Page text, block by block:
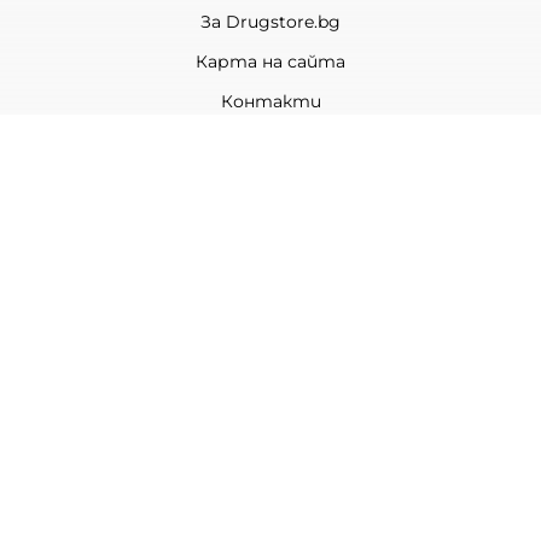
За Drugstore.bg
Карта на сайта
Контакти